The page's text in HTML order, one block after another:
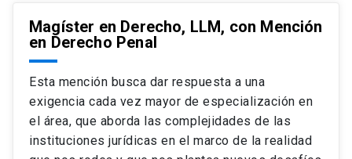
Magíster en Derecho, LLM, con Mención
en Derecho Penal
Esta mención busca dar respuesta a una
exigencia cada vez mayor de especialización en
el área, que aborda las complejidades de las
instituciones jurídicas en el marco de la realidad